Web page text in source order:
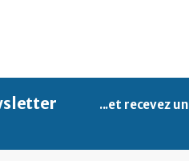
...et recevez un